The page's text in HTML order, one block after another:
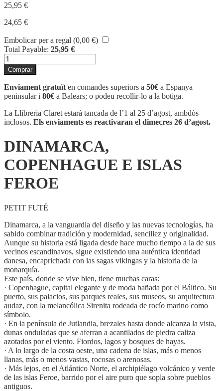
25,95 €
24,65 €
Embolicar per a regal (0,00 €)
Total Payable: 25,95 €
quantitat
de
DINAMARCA,
COPENHAGUE
E
ISLAS
FEROE
Comprar
Enviament gratuït en comandes superiors a 50€ a Espanya
peninsular i 80€ a Balears; o podeu recollir-lo a la botiga.
La Llibreria Claret estarà tancada de l’1 al 25 d’agost, ambdòs
inclosos. Els enviaments es reactivaran el dimecres 26 d’agost.
DINAMARCA,
COPENHAGUE E ISLAS
FEROE
PETIT FUTÉ
Dinamarca, a la vanguardia del diseño y las nuevas tecnologías, ha
sabido combinar tradición y modernidad, sencillez y originalidad.
Aunque su historia está ligada desde hace mucho tiempo a la de sus
vecinos escandinavos, sigue existiendo una auténtica identidad
danesa, encaprichada con las sagas vikingas y la historia de la
monarquía.
Este país, donde se vive bien, tiene muchas caras:
· Copenhague, capital elegante y de moda bañada por el Báltico. Su
puerto, sus palacios, sus parques reales, sus museos, su arquitectura
audaz, con la melancólica Sirenita rodeada de rocío marino como
símbolo.
· En la península de Jutlandia, brezales hasta donde alcanza la vista,
dunas onduladas que se aferran a acantilados de piedra caliza
azotados por el viento. Fiordos, lagos y bosques de hayas.
· A lo largo de la costa oeste, una cadena de islas, más o menos
llanas, más o menos vastas, rocosas o arenosas.
· Más lejos, en el Atlántico Norte, el archipiélago volcánico y verde
de las islas Feroe, barrido por el aire puro que sopla sobre pueblos
antiguos.